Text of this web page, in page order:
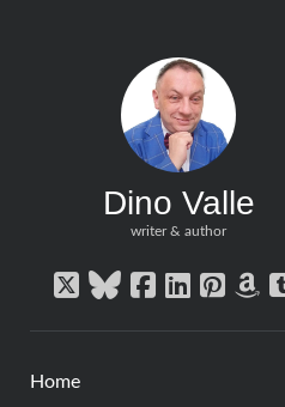
Dino Valle
writer & author
twitterbluesky
facebook
linkedin
Home